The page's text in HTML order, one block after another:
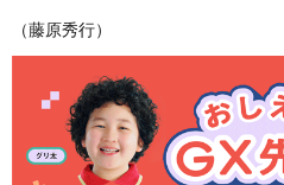
（藤原秀行）